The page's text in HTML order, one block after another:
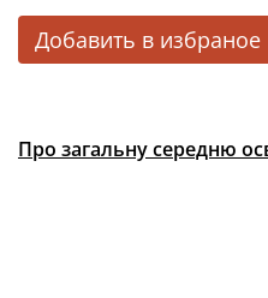
Добавить в избраное
Про загальну середню